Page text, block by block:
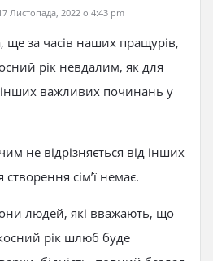
Листопада, 2022 о 4:43 pm
ще за часів наших пращурів,
рік невдалим, як для
інших важливих починань у
не відрізняється від інших
сім’ї немає.
людей, які вважають, що
рік шлюб буде